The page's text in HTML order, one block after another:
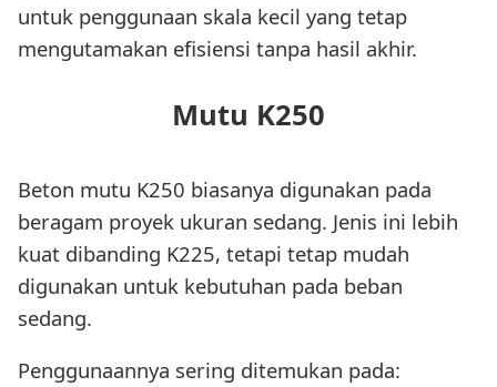
untuk penggunaan skala kecil yang tetap
mengutamakan efisiensi tanpa hasil akhir.
Mutu K250
Beton mutu K250 biasanya digunakan pada
beragam proyek ukuran sedang. Jenis ini lebih
kuat dibanding K225, tetapi tetap mudah
digunakan untuk kebutuhan pada beban
sedang.
Penggunaannya sering ditemukan pada: